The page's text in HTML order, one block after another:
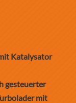
Katalysator
gesteuerter
mit